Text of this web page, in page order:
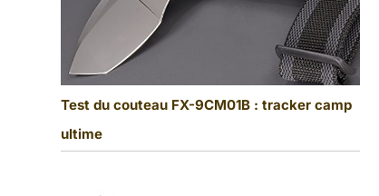
Test du couteau FX-9CM01B : tracker camp
ultime